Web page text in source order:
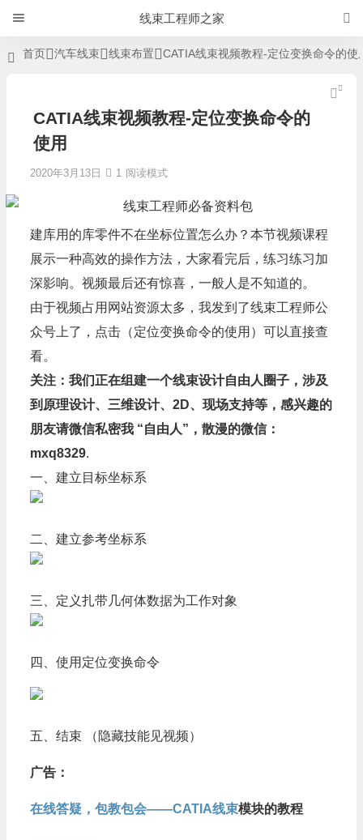
线束工程师之家
首页 汽车线束 线束布置 CATIA线束视频教程-定位变换命令的使
CATIA线束视频教程-定位变换命令的
使用
2020年3月13日 1 阅读模式
建库用的库零件不在坐标位置怎么办？本节视频课程
展示一种高效的操作方法，大家看完后，练习练习加
深影响。视频最后还有惊喜，一般人是不知道的。
由于视频占用网站资源太多，我发到了线束工程师公
众号上了，点击（定位变换命令的使用 ）可以直接查
看。
关注： 我们正在组建一个线束设计自由人圈子，涉及
到原理设计、三维设计、2D、现场支持等，感兴趣的
朋友请微信私密我 “自由人”，散漫的微信：
mxq8329.
一、建立目标坐标系
二、建立参考坐标系
三、定义扎带几何体数据为工作对象
四、使用定位变换命令
五、结束 （隐藏技能见视频）
广告：
在线答疑，包教包会——CATIA线束模块的教程